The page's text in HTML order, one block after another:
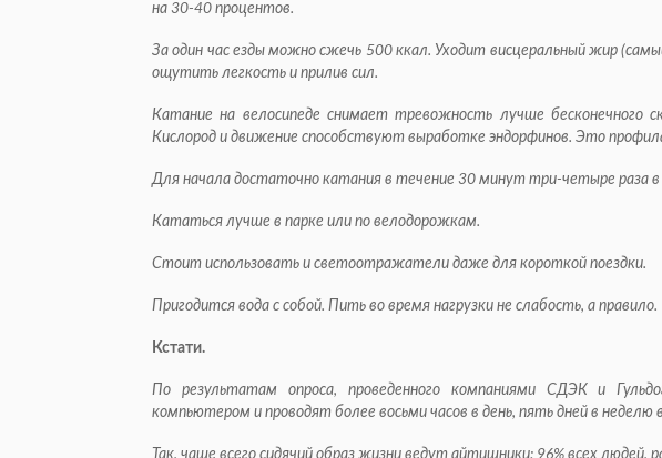
на 30-40 процентов.
За один час езды можно сжечь 500 ккал. Уходит висцеральный жир
ощутить легкость и прилив сил.
Катание на велосипеде снимает тревожность лучше бесконечного
Кислород и движение способствуют выработке эндорфинов. Это
Для начала достаточно катания в течение 30 минут три-четыре раза в
Кататься лучше в парке или по велодорожкам.
Стоит использовать и светоотражатели даже для короткой поездки.
Пригодится вода с собой. Пить во время нагрузки не слабость, а правило.
Кстати.
По результатам опроса, проведенного компаниями СДЭК и
компьютером и проводят более восьми часов в день, пять дней в неделю